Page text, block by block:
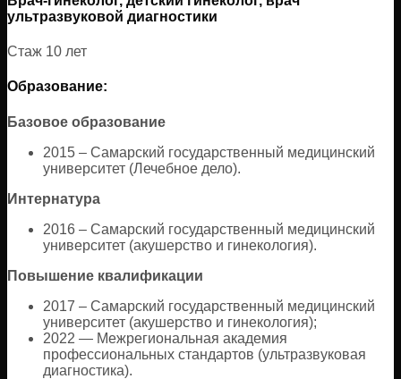
ультразвуковой диагностики
Стаж 10 лет
Образование:
Базовое образование
2015 – Самарский государственный медицинский
университет (Лечебное дело).
Интернатура
2016 – Самарский государственный медицинский
университет (акушерство и гинекология).
Повышение квалификации
2017 – Самарский государственный медицинский
университет (акушерство и гинекология);
2022 — Межрегиональная академия
профессиональных стандартов (ультразвуковая
диагностика).